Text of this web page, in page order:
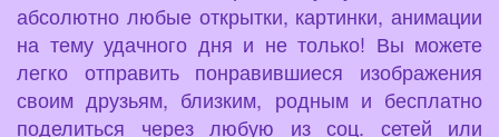
абсолютно любые открытки, картинки, анимации
на тему удачного дня и не только! Вы можете
легко отправить понравившиеся изображения
своим друзьям, близким, родным и бесплатно
поделиться через любую из соц. сетей или